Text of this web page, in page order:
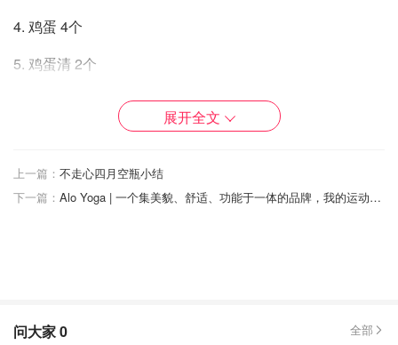
4. 鸡蛋 4个
5. 鸡蛋清 2个
6. 烘焙纸，实在没有烘焙纸用锡箔纸也行
B: 🥣🥣步骤
3. 少量多次加入heavy whipping cream到面糊中打发
展开全文
上一篇： 不走心四月空瓶小结
下一篇：
Alo Yoga | 一个集美貌、舒适、功能于一体的品牌，我的运动衣橱已被它承包！
问大家0 全部